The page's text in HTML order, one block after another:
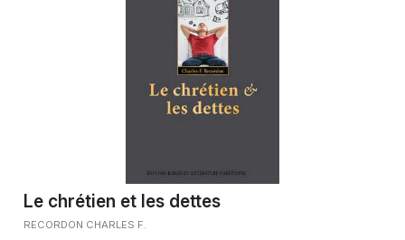
Le chrétien et les dettes
RECORDON CHARLES F.